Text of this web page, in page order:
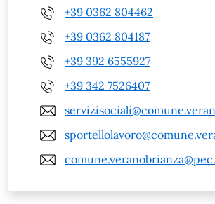
+39 0362 804462
+39 0362 804187
+39 392 6555927
+39 342 7526407